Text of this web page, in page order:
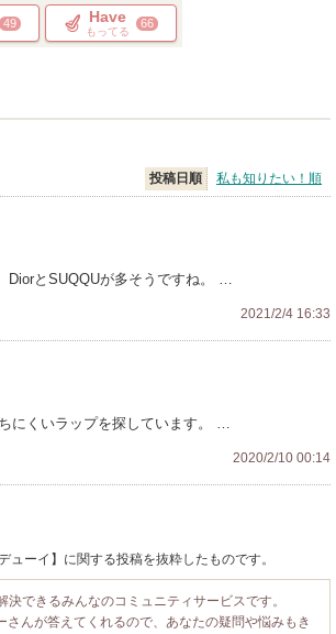
49 Have
もってる
66
投稿日順 私も知りたい！順
DiorとSUQQUが多そうですね。 …
2021/2/4 16:33
にくいラップを探しています。 …
2020/2/10 00:14
ーイ】に関する投稿を抜粋したものです。
できるみんなのコミュニティサービスです。
んが答えてくれるので、あなたの疑問や悩みもき